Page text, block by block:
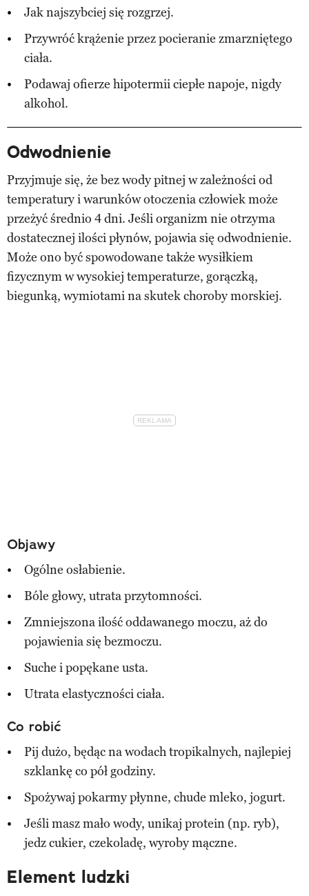
Jak najszybciej się rozgrzej.
Przywróć krążenie przez pocieranie zmarzniętego
ciała.
Podawaj ofierze hipotermii ciepłe napoje, nigdy
alkohol.
Odwodnienie
Przyjmuje się, że bez wody pitnej w zależności od
temperatury i warunków otoczenia człowiek może
przeżyć średnio 4 dni. Jeśli organizm nie otrzyma
dostatecznej ilości płynów, pojawia się odwodnienie.
Może ono być spowodowane także wysiłkiem
fizycznym w wysokiej temperaturze, gorączką,
biegunką, wymiotami na skutek choroby morskiej.
Objawy
Ogólne osłabienie.
Bóle głowy, utrata przytomności.
Zmniejszona ilość oddawanego moczu, aż do
pojawienia się bezmoczu.
Suche i popękane usta.
Utrata elastyczności ciała.
Co robić
Pij dużo, będąc na wodach tropikalnych, najlepiej
szklankę co pół godziny.
Spożywaj pokarmy płynne, chude mleko, jogurt.
Jeśli masz mało wody, unikaj protein (np. ryb),
jedz cukier, czekoladę, wyroby mączne.
Element ludzki